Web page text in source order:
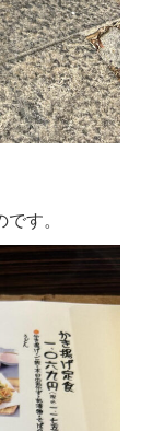
す。